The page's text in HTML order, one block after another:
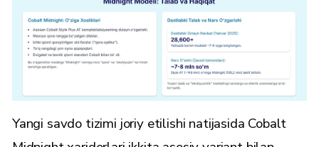
Yangi savdo tizimi joriy etilishi natijasida Cobalt